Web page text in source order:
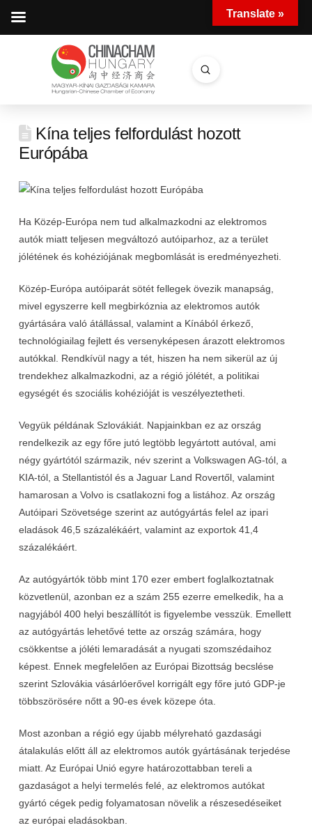
Search
Submit
Kína teljes felfordulást hozott
Európába
Ha Közép-Európa nem tud alkalmazkodni az elektromos
autók miatt teljesen megváltozó autóiparhoz, az a terület
jólétének és kohéziójának megbomlását is eredményezheti.
Közép-Európa autóiparát sötét fellegek övezik manapság,
mivel egyszerre kell megbirkóznia az elektromos autók
gyártására való átállással, valamint a Kínából érkező,
technológiailag fejlett és versenyképesen árazott elektromos
autókkal. Rendkívül nagy a tét, hiszen ha nem sikerül az új
trendekhez alkalmazkodni, az a régió jólétét, a politikai
egységét és szociális kohézióját is veszélyeztetheti.
Vegyük példának Szlovákiát. Napjainkban ez az ország
rendelkezik az egy főre jutó legtöbb legyártott autóval, ami
négy gyártótól származik, név szerint a Volkswagen AG-tól, a
KIA-tól, a Stellantistól és a Jaguar Land Rovertől, valamint
hamarosan a Volvo is csatlakozni fog a listához. Az ország
Autóipari Szövetsége szerint az autógyártás felel az ipari
eladások 46,5 százalékáért, valamint az exportok 41,4
százalékáért.
Az autógyártók több mint 170 ezer embert foglalkoztatnak
közvetlenül, azonban ez a szám 255 ezerre emelkedik, ha a
nagyjából 400 helyi beszállítót is figyelembe vesszük. Emellett
az autógyártás lehetővé tette az ország számára, hogy
csökkentse a jóléti lemaradását a nyugati szomszédaihoz
képest. Ennek megfelelően az Európai Bizottság becslése
szerint Szlovákia vásárlóerővel korrigált egy főre jutó GDP-je
többszörösére nőtt a 90-es évek közepe óta.
Most azonban a régió egy újabb mélyreható gazdasági
átalakulás előtt áll az elektromos autók gyártásának terjedése
miatt. Az Európai Unió egyre határozottabban tereli a
gazdaságot a helyi termelés felé, az elektromos autókat
gyártó cégek pedig folyamatosan növelik a részesedéseiket
az európai eladásokban.
Translate »